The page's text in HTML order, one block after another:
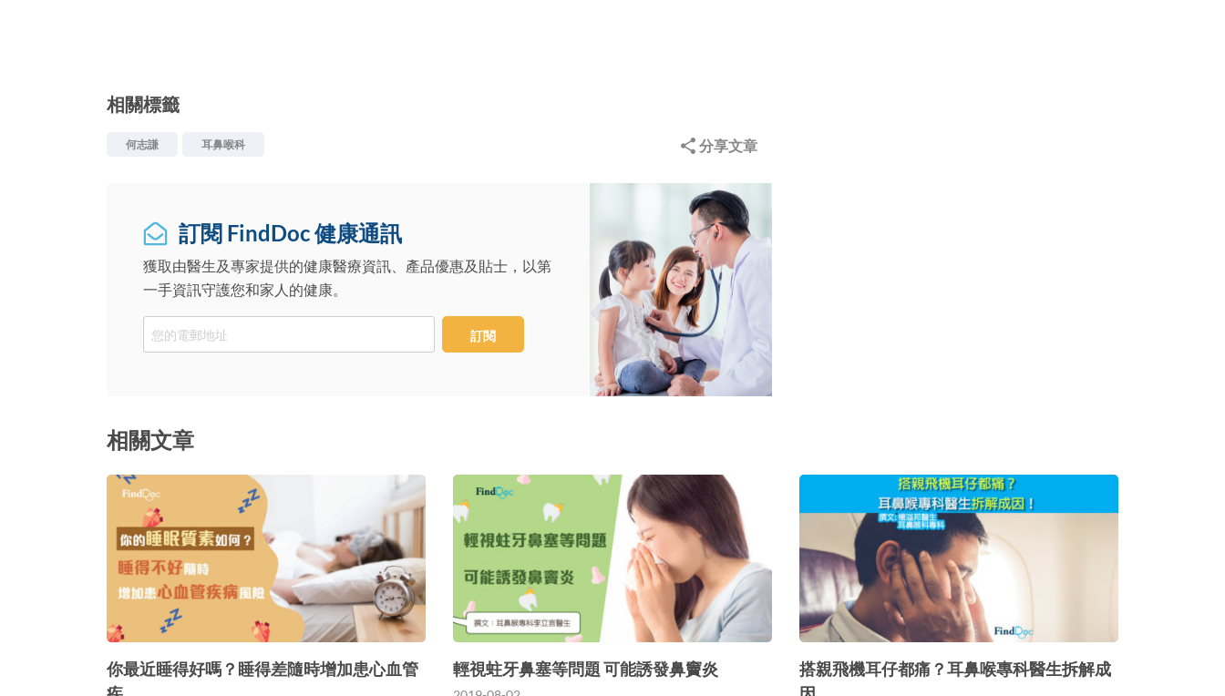
相關標籤
何志謙 耳鼻喉科 分享文章
訂閱 FindDoc 健康通訊
獲取由醫生及專家提供的健康醫療資訊、產品優惠及貼士，以第
一手資訊守護您和家人的健康。
Email
訂閱
相關文章
你最近睡得好嗎？睡得差隨時增加患心血管
輕視蛀牙鼻塞等問題 可能誘發鼻竇炎
搭親飛機耳仔都痛？耳鼻喉專科醫生拆解成